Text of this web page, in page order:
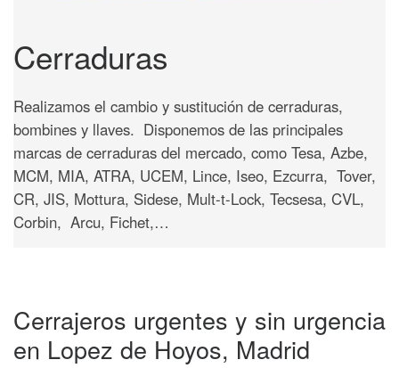
Cerraduras
Realizamos el cambio y sustitución de cerraduras,
bombines y llaves. Disponemos de las principales
marcas de cerraduras del mercado, como Tesa, Azbe,
MCM, MIA, ATRA, UCEM, Lince, Iseo, Ezcurra, Tover,
CR, JIS, Mottura, Sidese, Mult-t-Lock, Tecsesa, CVL,
Corbin, Arcu, Fichet,…
Cerrajeros urgentes y sin urgencia
en Lopez de Hoyos, Madrid